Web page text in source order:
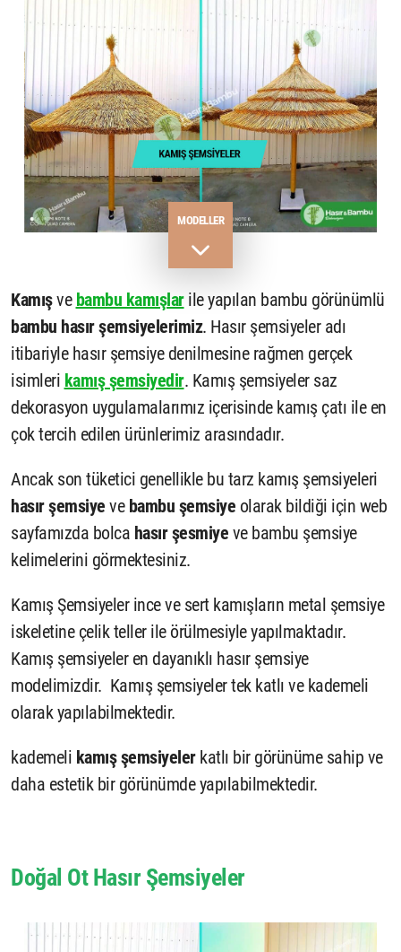
MODELLER
Kamışve bambu kamışlarile yapılan bambu görünümlü
bambu hasır şemsiyelerimiz. Hasır şemsiyeler adı
itibariyle hasır şemsiye denilmesine rağmen gerçek
isimleri kamış şemsiyedir. Kamış şemsiyeler saz
dekorasyon uygulamalarımız içerisinde kamış çatı ile en
çok tercih edilen ürünlerimiz arasındadır.
Ancak son tüketici genellikle bu tarz kamış şemsiyeleri
hasır şemsiye ve bambu şemsiye olarak bildiği için web
sayfamızda bolca hasır şesmiye ve bambu şemsiye
kelimelerini görmektesiniz.
Kamış Şemsiyeler ince ve sert kamışların metal şemsiye
iskeletine çelik teller ile örülmesiyle yapılmaktadır.
Kamış şemsiyeler en dayanıklı hasır şemsiye
modelimizdir. Kamış şemsiyeler tek katlı ve kademeli
olarak yapılabilmektedir.
kademeli kamış şemsiyelerkatlı bir görünüme sahip ve
daha estetik bir görünümde yapılabilmektedir.
Doğal Ot Hasır Şemsiyeler